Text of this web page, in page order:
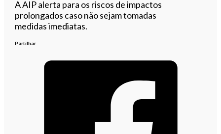
A AIP alerta para os riscos de impactos
prolongados caso não sejam tomadas
medidas imediatas.
Partilhar